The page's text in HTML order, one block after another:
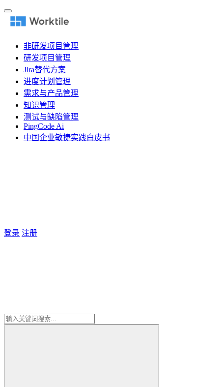
非研发项目管理
研发项目管理
Jira替代方案
进度计划管理
需求与产品管理
知识管理
测试与缺陷管理
PingCode Ai
中国企业敏捷实践白皮书
登录 注册